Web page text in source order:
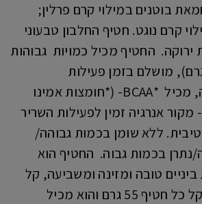
בוטנים במילוי קרם פרלין;
קרם נוגט. חטיף החלבון טבעוני
ירוקה. החטיף מכיל כמויות גבוהות
חלבון (14-15 גרם), מושלם בזמן פעילות
ספורטיבית ואחריה, מכיל *BCAA- (*חומצות אמינו
מקור אנרגיה זמין לפעילות השריר
ללא שומן בכמות גבוהה/
נתרן בכמות גבוה. החטיף הוא
טובה ומזינה ומשביעה, קל
וזמין לנשיאה, משקל כל חטיף 55 גרם והוא מכיל